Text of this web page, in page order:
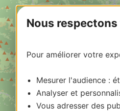
Nous
Pour améliorer votre
Mesurer l'audience :
Analyser et
Vous adresser des